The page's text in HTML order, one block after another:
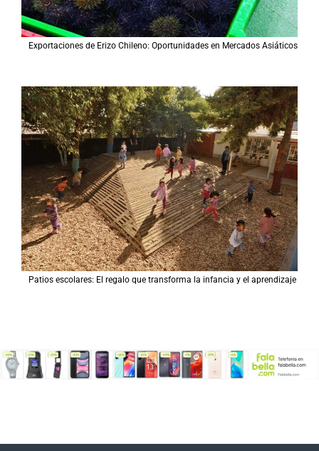
Exportaciones de Erizo Chileno: Oportunidades en Mercados Asiáticos
Patios escolares: El regalo que transforma la infancia y el aprendizaje